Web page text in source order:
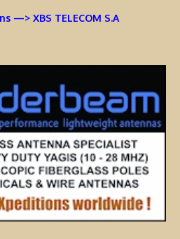
—> XBS TELECOM S.A